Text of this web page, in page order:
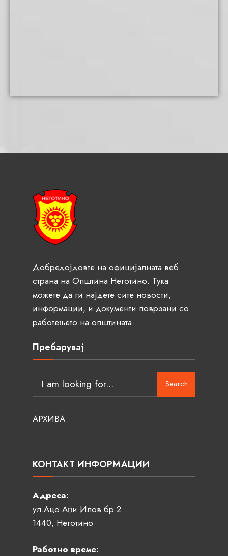
Добредојдовте на официјалната веб
страна на Општина Неготино. Тука
можете да ги најдете сите новости,
информации, и документи поврзани со
работењето на општината.
Пребарувај
Search
АРХИВА
КОНТАКТ ИНФОРМАЦИИ
Адреса:
ул.Ацо Аџи Илов бр 2
1440, Неготино
Работно време: